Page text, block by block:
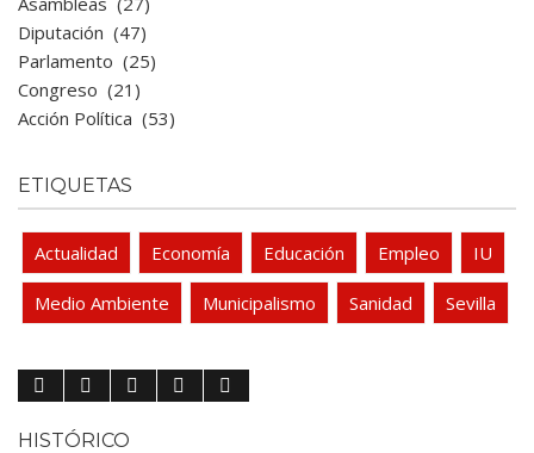
Diputación (47)
Parlamento (25)
Congreso (21)
Acción Política (53)
ETIQUETAS
Actualidad Economía Educación Empleo IU
Medio Ambiente Municipalismo Sanidad Sevilla
HISTÓRICO